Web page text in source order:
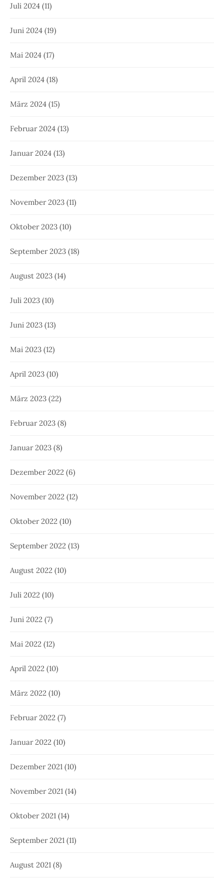
Juli 2024 (11)
Juni 2024 (19)
Mai 2024 (17)
April 2024 (18)
März 2024 (15)
Februar 2024 (13)
Januar 2024 (13)
Dezember 2023 (13)
November 2023 (11)
Oktober 2023 (10)
September 2023 (18)
August 2023 (14)
Juli 2023 (10)
Juni 2023 (13)
Mai 2023 (12)
April 2023 (10)
März 2023 (22)
Februar 2023 (8)
Januar 2023 (8)
Dezember 2022 (6)
November 2022 (12)
Oktober 2022 (10)
September 2022 (13)
August 2022 (10)
Juli 2022 (10)
Juni 2022 (7)
Mai 2022 (12)
April 2022 (10)
März 2022 (10)
Februar 2022 (7)
Januar 2022 (10)
Dezember 2021 (10)
November 2021 (14)
Oktober 2021 (14)
September 2021 (11)
August 2021 (8)